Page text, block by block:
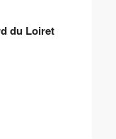
du Loiret